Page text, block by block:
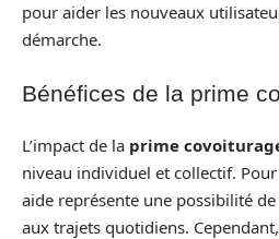
pour aider les nouveaux
démarche.
Bénéfices de la prime
L’impact de la prime
niveau individuel et collectif.
aide représente une possibilité
aux trajets quotidiens.